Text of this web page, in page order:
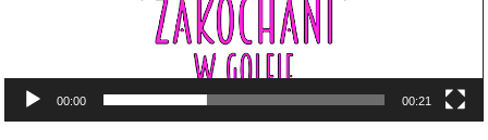
00:00 00:21